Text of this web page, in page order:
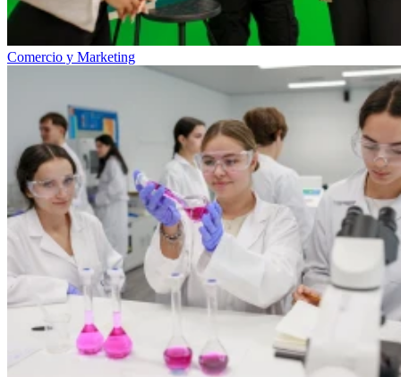
Comercio y Marketing